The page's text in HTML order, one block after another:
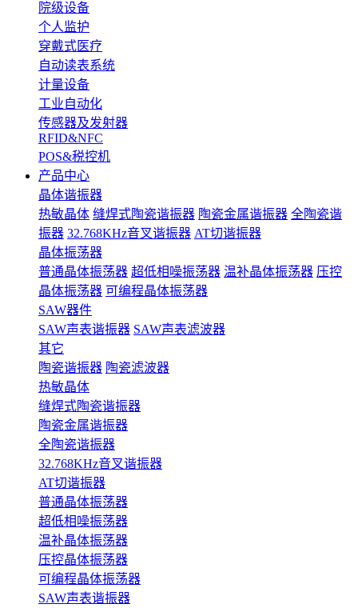
院级设备
个人监护
穿戴式医疗
自动读表系统
计量设备
工业自动化
传感器及发射器
RFID&NFC
POS&税控机
产品中心
晶体谐振器
热敏晶体 缝焊式陶瓷谐振器 陶瓷金属谐振器 全陶瓷谐
振器 32.768KHz音叉谐振器 AT切谐振器
晶体振荡器
普通晶体振荡器 超低相噪振荡器 温补晶体振荡器 压控
晶体振荡器 可编程晶体振荡器
SAW器件
SAW声表谐振器 SAW声表滤波器
其它
陶瓷谐振器 陶瓷滤波器
热敏晶体
缝焊式陶瓷谐振器
陶瓷金属谐振器
全陶瓷谐振器
32.768KHz音叉谐振器
AT切谐振器
普通晶体振荡器
超低相噪振荡器
温补晶体振荡器
压控晶体振荡器
可编程晶体振荡器
SAW声表谐振器